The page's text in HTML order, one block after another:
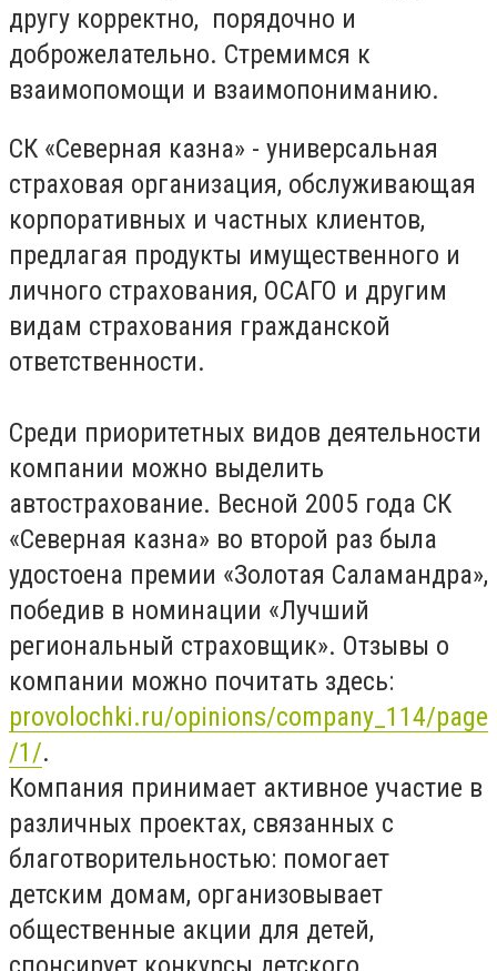
другу корректно, порядочно и
доброжелательно. Стремимся к
взаимопомощи и взаимопониманию.
СК «Северная казна» - универсальная
страховая организация, обслуживающая
корпоративных и частных клиентов,
предлагая продукты имущественного и
личного страхования, ОСАГО и другим
видам страхования гражданской
ответственности.
Среди приоритетных видов деятельности
компании можно выделить
автострахование. Весной 2005 года СК
«Северная казна» во второй раз была
удостоена премии «Золотая Саламандра»,
победив в номинации «Лучший
региональный страховщик». Отзывы о
компании можно почитать здесь:
provolochki.ru/opinions/company_114/page
/1/.
Компания принимает активное участие в
различных проектах, связанных с
благотворительностью: помогает
детским домам, организовывает
общественные акции для детей,